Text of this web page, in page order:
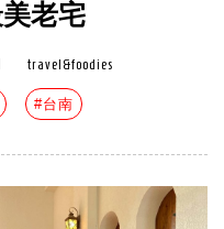
美老宅
travel&foodies
#台南